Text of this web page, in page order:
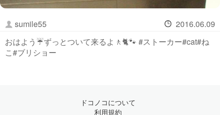
sumile55
2016.06.09
おはよう☔️ずっとついて来るよ🚶️🐈🐾 #ストーカー#cat#ね
こ#ブリショー
ドコノコについて
利用規約